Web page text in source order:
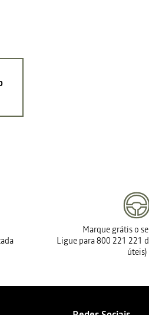
Marque grátis o
Ligue para 800 221 221
úteis)